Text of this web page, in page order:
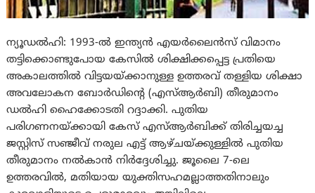
ന്യൂഡൽഹി: 1993-ൽ ഇന്ത്യൻ എയർലൈൻസ് വിമാനം
തട്ടിക്കൊണ്ടുപോയ കേസിൽ ശിക്ഷിക്കപ്പെട്ട പ്രതിയെ
അകാലത്തിൽ വിട്ടയയ്ക്കാനുള്ള ഉത്തരവ് തള്ളിയ ശിക്ഷാ
അവലോകന ബോർഡിന്റെ (എസ്ആർബി) തീരുമാനം
ഡൽഹി ഹൈക്കോടതി റദ്ദാക്കി. പുതിയ
പരിഗണനയ്ക്കായി കേസ് എസ്ആർബിക്ക് തിരിച്ചയച്ച
ജസ്റ്റിസ് സഞ്ജീവ് നരുല എട്ട് ആഴ്ചയ്ക്കുള്ളിൽ പുതിയ
തീരുമാനം നൽകാൻ നിർദ്ദേശിച്ചു. ജൂലൈ 7-ലെ
ഉത്തരവിൽ, മതിയായ യുക്തിസഹമല്ലാത്തതിനാലും